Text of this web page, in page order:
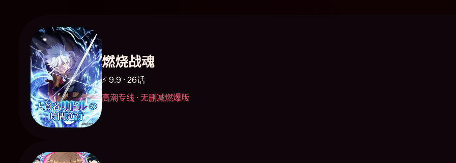
燃烧战魂
⚡ 9.9 · 26话
高潮专线 · 无删减燃爆版